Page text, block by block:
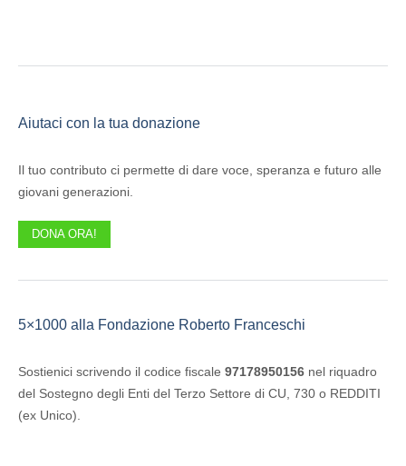
Aiutaci con la tua donazione
Il tuo contributo ci permette di dare voce, speranza e futuro alle
giovani generazioni.
DONA ORA!
5×1000 alla Fondazione Roberto Franceschi
Sostienici scrivendo il codice fiscale 97178950156 nel riquadro
del Sostegno degli Enti del Terzo Settore di CU, 730 o REDDITI
(ex Unico).